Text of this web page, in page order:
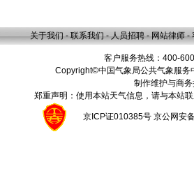
关于我们 - 联系我们 - 人员招聘 - 网站律师 -
客户服务热线：400-
Copyright©中国气象局公共气象服
制作维护与商
郑重声明：使用本站天气信息，请与本站
京ICP证010385号 京公网安